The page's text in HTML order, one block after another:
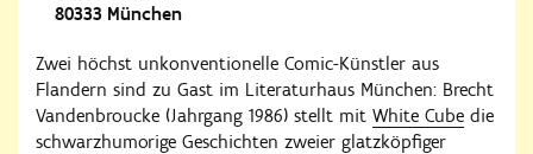
80333 München
Zwei höchst unkonventionelle Comic-Künstler aus
Flandern sind zu Gast im Literaturhaus München: Brecht
Vandenbroucke (Jahrgang 1986) stellt mit White Cube die
schwarzhumorige Geschichten zweier glatzköpfiger